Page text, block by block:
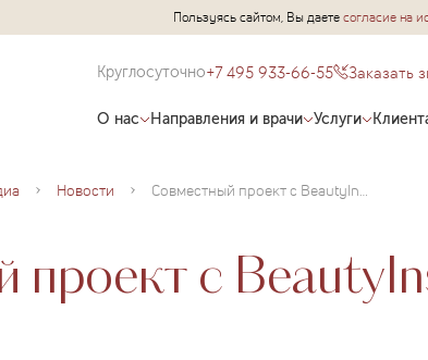
Пользуясь сайтом, Вы даетесогласие на
Круглосуточно+7 495 933-66-55 Заказать
О нас Направления и врачи Услуги
Новости Совместный проект с BeautyInsider
проект с